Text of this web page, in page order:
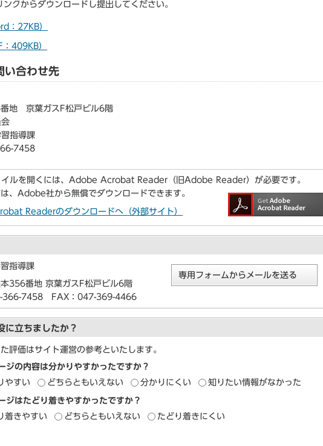
クからダウンロードし提出してください。
：27KB）
409KB）
い合わせ先
地 京葉ガスF松戸ビル6階
会
指導課
7458
イルを開くには、Adobe Acrobat Reader（旧Adobe Reader）が必要です。
、Adobe社から無償でダウンロードできます。
Readerのダウンロードへ（外部サイト）
指導課
356番地 京葉ガスF松戸ビル6階
366-7458 FAX：047-369-4466
専用フォームからメールを送る
に立ちましたか？
評価はサイト運営の参考といたします。
ジの内容は分かりやすかったですか？
やすい どちらともいえない 分かりにくい 知りたい情報がなかった
ジはたどり着きやすかったですか？
着きやすい どちらともいえない たどり着きにくい